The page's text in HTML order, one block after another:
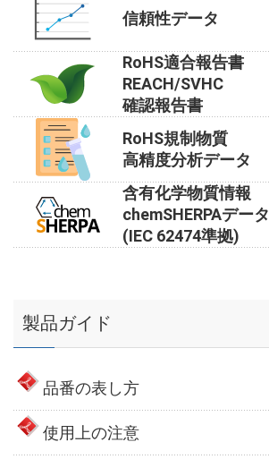
信頼性データ
RoHS適合報告書
REACH/SVHC
確認報告書
RoHS規制物質
高精度分析データ
含有化学物質情報
chemSHERPAデータ
(IEC 62474準拠)
製品ガイド
品番の表し方
使用上の注意